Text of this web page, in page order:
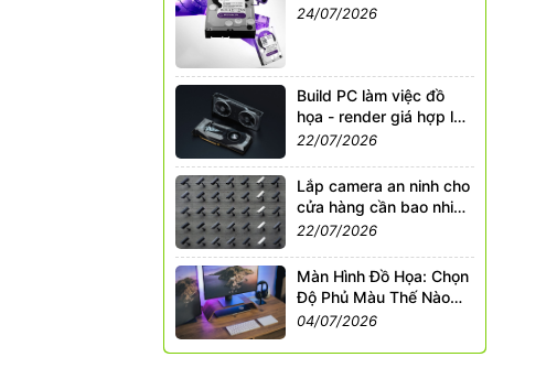
Camera An Ninh
24/07/2026
Build PC làm việc đồ
họa - render giá hợp lý
2026
22/07/2026
Lắp camera an ninh cho
cửa hàng cần bao nhiêu
mắt?
22/07/2026
Màn Hình Đồ Họa: Chọn
Độ Phủ Màu Thế Nào
Cho Chuẩn?
04/07/2026